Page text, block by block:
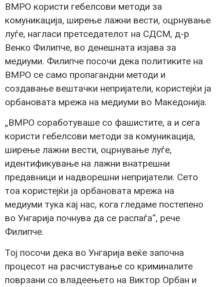
ВМРО користи гебелсови методи за
комуникација, ширење лажни вести, оцрнување
луѓе, нагласи претседателот на СДСМ, д-р
Венко Филипче, во денешната изјава за
медиуми. Филипче посочи дека политиките на
ВМРО се само пропагандни методи и
создавање вештачки непријатели, користејќи ја
орбановата мрежа на медиуми во Македонија.
„ВМРО соработуваше со фашистите, а и сега
користи гебелсови методи за комуникација,
ширење лажни вести, оцрнување луѓе,
идентификување на лажни внатрешни
предавници и надворешни непријатели. Сето
тоа користејќи ја орбановата мрежа на
медиуми тука кај нас, кога гледаме постепено
во Унгарија почнува да се распаѓа“, рече
Филипче.
Тој посочи дека во Унгарија веќе започна
процесот на расчистување со криминалите
поврзани со владеењето на Виктор Орбан и